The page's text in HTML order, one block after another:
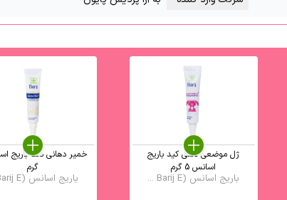
ژل موضعی دنتی کید باریج
اسانس 5 گرم
باریج اسانس (Barij E ...
گرم
باریج اسانس (Barij E ...